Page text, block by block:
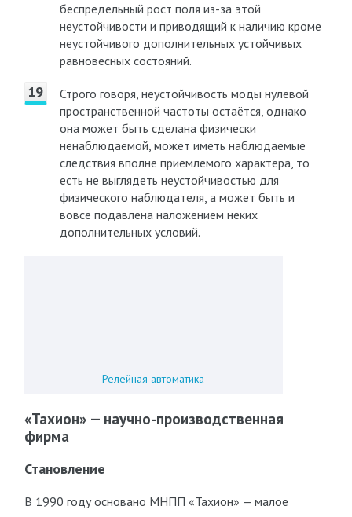
беспредельный рост поля из-за этой
неустойчивости и приводящий к наличию кроме
неустойчивого дополнительных устойчивых
равновесных состояний.
Строго говоря, неустойчивость моды нулевой
пространственной частоты остаётся, однако
она может быть сделана физически
ненаблюдаемой, может иметь наблюдаемые
следствия вполне приемлемого характера, то
есть не выглядеть неустойчивостью для
физического наблюдателя, а может быть и
вовсе подавлена наложением неких
дополнительных условий.
Релейная автоматика
«Тахион» — научно-производственная
фирма
Становление
В 1990 году основано МНПП «Тахион» — малое